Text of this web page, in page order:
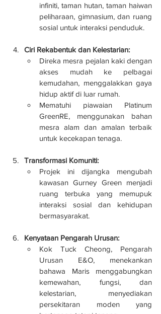
infiniti, taman hutan, taman haiwan
peliharaan, gimnasium, dan ruang
sosial untuk interaksi penduduk.
Ciri Rekabentuk dan Kelestarian:
Direka mesra pejalan kaki dengan
akses mudah ke pelbagai
kemudahan, menggalakkan gaya
hidup aktif di luar rumah.
Mematuhi piawaian Platinum
GreenRE, menggunakan bahan
mesra alam dan amalan terbaik
untuk kecekapan tenaga.
Transformasi Komuniti:
Projek ini dijangka mengubah
kawasan Gurney Green menjadi
ruang terbuka yang memupuk
interaksi sosial dan kehidupan
bermasyarakat.
Kenyataan Pengarah Urusan:
Kok Tuck Cheong, Pengarah
Urusan E&O, menekankan
bahawa Maris menggabungkan
kemewahan, fungsi, dan
kelestarian, menyediakan
persekitaran moden yang